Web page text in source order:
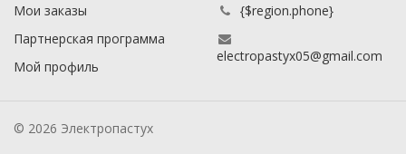
Мои заказы
Партнерская программа
Мой профиль
{$region.phone}
electropastyx05@gmail.com
© 2026 Электропастух